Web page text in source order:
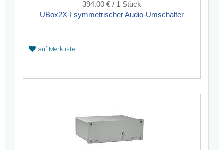
394.00 € / 1 Stück
UBox2X-I symmetrischer Audio-Umschalter
auf Merkliste